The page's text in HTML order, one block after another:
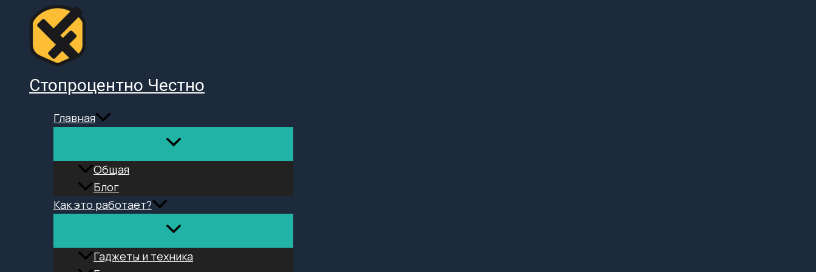
Перейти
содержимому
Стопроцентно Честно
Главная
Общая
Блог
Как это работает?
Гаджеты и техника